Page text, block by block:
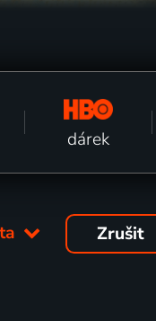
dárek
Zrušit